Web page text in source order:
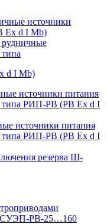
источники
Ex d I Mb)
d I Mb)
источники питания
типа РИП-РВ (РВ Ex d I
источники питания
типа РИП-РВ (РВ Ex d I
резерва Ш-
СУЭП-РВ-25…160